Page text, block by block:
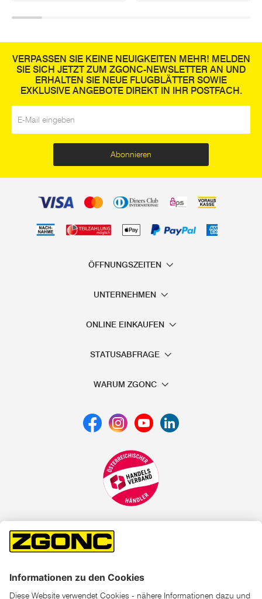
VERPASSEN SIE KEINE NEUIGKEITEN MEHR! MELDEN
SIE SICH JETZT ZUM ZGONC-NEWSLETTER AN UND
ERHALTEN SIE NEUE FLUGBLÄTTER SOWIE
EXKLUSIVE ANGEBOTE DIREKT IN IHR POSTFACH.
Abonnieren
ÖFFNUNGSZEITEN
UNTERNEHMEN
ONLINE EINKAUFEN
STATUSABFRAGE
WARUM ZGONC
Tagen vor Beginn dieser Aktion verlangte Preis
unter den UVP Preisen auf dieser Website sind die